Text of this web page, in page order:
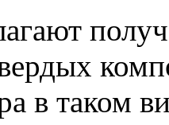
в таком